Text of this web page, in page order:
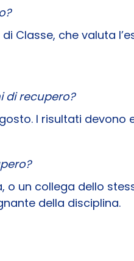
Classe, che valuta
di recupero?
I risultati
o un collega dello
della disciplina.